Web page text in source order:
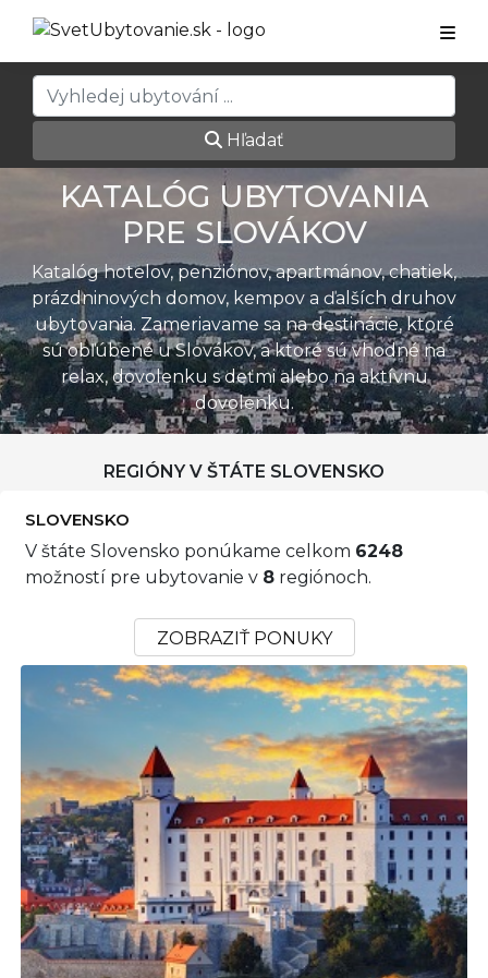
Hľadať
KATALÓG UBYTOVANIA
PRE SLOVÁKOV
Katalóg hotelov, penziónov, apartmánov, chatiek,
prázdninových domov, kempov a ďalších druhov
ubytovania. Zameriavame sa na destinácie, ktoré
sú obľúbené u Slovákov, a ktoré sú vhodné na
relax, dovolenku s deťmi alebo na aktívnu
dovolenku.
REGIÓNY V ŠTÁTE SLOVENSKO
SLOVENSKO
V štáte Slovensko ponúkame celkom 6248
možností pre ubytovanie v 8 regiónoch.
ZOBRAZIŤ PONUKY